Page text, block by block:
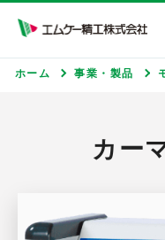
ホーム 事業・製品
カー